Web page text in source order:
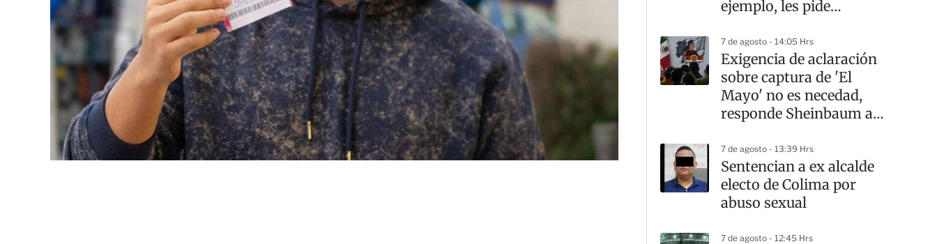
ejemplo, les pide
7 de agosto - 14:05 Hrs
Exigencia de aclaración
sobre captura de 'El
Mayo' no es necedad,
responde Sheinbaum a
7 de agosto - 13:39 Hrs
Sentencian a ex alcalde
electo de Colima por
abuso sexual
7 de agosto - 12:45 Hrs